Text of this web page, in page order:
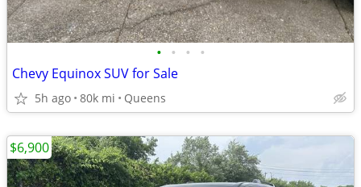
• • • •
Chevy Equinox SUV for Sale
5h ago 80k mi Queens
$6,900